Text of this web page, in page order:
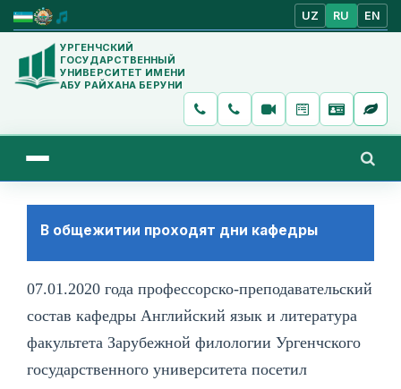
UZ RU EN
УРГЕНЧСКИЙ
ГОСУДАРСТВЕННЫЙ
УНИВЕРСИТЕТ ИМЕНИ
АБУ РАЙХАНА БЕРУНИ
В общежитии проходят дни кафедры
07.01.2020 года профессорско-преподавательский
состав кафедры Английский язык и литература
факультета Зарубежной филологии Ургенчского
государственного университета посетил